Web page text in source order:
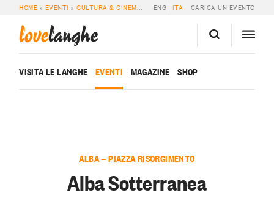
HOME » EVENTI »CULTURA & CINEMA » ALBA SOTTERRANEA
ENG ITA CARICA UN EVENTO
lovelanghe
VISITA LE LANGHE EVENTI MAGAZINE SHOP
ALBA — PIAZZA RISORGIMENTO
Alba Sotterranea